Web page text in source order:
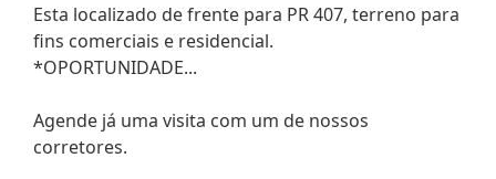
Esta localizado de frente para PR 407, terreno para
fins comerciais e residencial.
*OPORTUNIDADE...
Agende já uma visita com um de nossos
corretores.